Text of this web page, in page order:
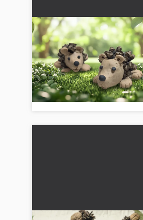
Igel från en kotte: Enkelt
pysselprojekt för småbarn
🦔🍂 Skapa en söt igelkott av
tallkottar och lera! En enkel
höstpysselidé för barn som
kombinerar kreativitet och roligt....